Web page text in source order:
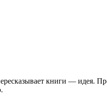
книги — идея.